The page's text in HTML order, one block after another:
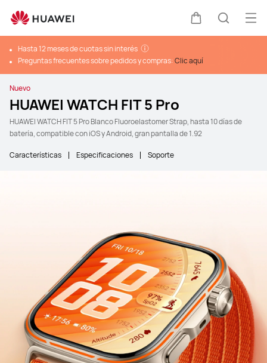
Carrito
Hasta 12 meses de cuotas sin interés
Preguntas frecuentes sobre pedidos y compras:Clic aquí
Nuevo
HUAWEI WATCH FIT 5 Pro
HUAWEI WATCH FIT 5 Pro Blanco Fluoroelastomer Strap, hasta 10 días de
batería, compatible con iOS y Android, gran pantalla de 1.92
Características Especificaciones Soporte